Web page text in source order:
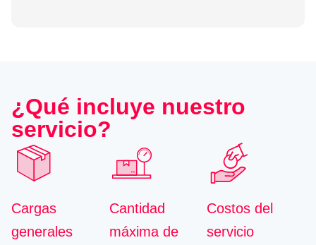
¿Qué incluye nuestro
servicio?
Cargas
generales
Cantidad
máxima de
Costos del
servicio